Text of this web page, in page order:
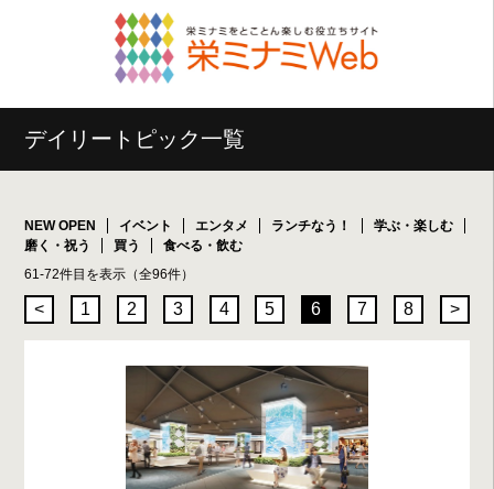
デイリートピック一覧
NEW OPEN イベント エンタメ ランチなう！
学ぶ・楽しむ
磨く・祝う
買う
食べる・飲む
61-72件目を表示（全96件）
< 1 2 3 4 5 6 7 8 >